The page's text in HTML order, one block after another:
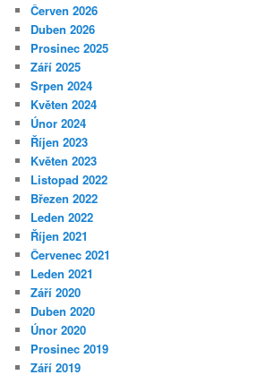
Červen 2026
Duben 2026
Prosinec 2025
Září 2025
Srpen 2024
Květen 2024
Únor 2024
Říjen 2023
Květen 2023
Listopad 2022
Březen 2022
Leden 2022
Říjen 2021
Červenec 2021
Leden 2021
Září 2020
Duben 2020
Únor 2020
Prosinec 2019
Září 2019